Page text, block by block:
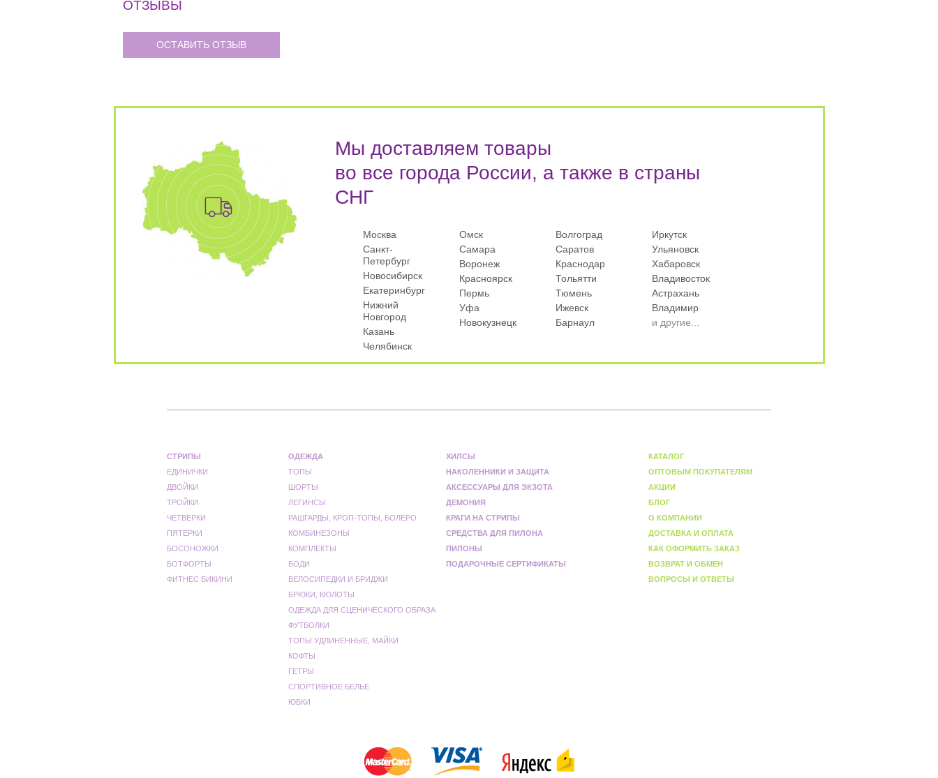
ОТЗЫВЫ
ОСТАВИТЬ ОТЗЫВ
Мы доставляем товары
во все города России, а также в страны
СНГ
Москва
Санкт-
Петербург
Новосибирск
Екатеринбург
Нижний
Новгород
Казань
Челябинск
Омск
Самара
Воронеж
Красноярск
Пермь
Уфа
Новокузнецк
Волгоград
Саратов
Краснодар
Тольятти
Тюмень
Ижевск
Барнаул
Иркутск
Ульяновск
Хабаровск
Владивосток
Астрахань
Владимир
и другие...
СТРИПЫ
ЕДИНИЧКИ
ДВОЙКИ
ТРОЙКИ
ЧЕТВЕРКИ
ПЯТЕРКИ
БОСОНОЖКИ
БОТФОРТЫ
ФИТНЕС БИКИНИ
ОДЕЖДА
ТОПЫ
ШОРТЫ
ЛЕГИНСЫ
РАШГАРДЫ, КРОП-ТОПЫ, БОЛЕРО
КОМБИНЕЗОНЫ
КОМПЛЕКТЫ
БОДИ
ВЕЛОСИПЕДКИ И БРИДЖИ
БРЮКИ, КЮЛОТЫ
ОДЕЖДА ДЛЯ СЦЕНИЧЕСКОГО ОБРАЗА
ФУТБОЛКИ
ТОПЫ УДЛИНЕННЫЕ, МАЙКИ
КОФТЫ
ГЕТРЫ
СПОРТИВНОЕ БЕЛЬЕ
ЮБКИ
ХИЛСЫ
НАКОЛЕННИКИ И ЗАЩИТА
АКСЕССУАРЫ ДЛЯ ЭКЗОТА
ДЕМОНИЯ
КРАГИ НА СТРИПЫ
СРЕДСТВА ДЛЯ ПИЛОНА
ПИЛОНЫ
ПОДАРОЧНЫЕ СЕРТИФИКАТЫ
КАТАЛОГ
ОПТОВЫМ ПОКУПАТЕЛЯМ
АКЦИИ
БЛОГ
О КОМПАНИИ
ДОСТАВКА И ОПЛАТА
КАК ОФОРМИТЬ ЗАКАЗ
ВОЗВРАТ И ОБМЕН
ВОПРОСЫ И ОТВЕТЫ